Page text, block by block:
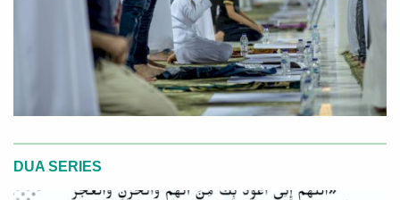
DUA SERIES